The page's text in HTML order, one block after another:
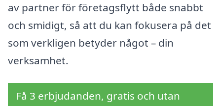
av partner för företagsflytt både snabbt
och smidigt, så att du kan fokusera på det
som verkligen betyder något – din
verksamhet.
Få 3 erbjudanden, gratis och utan